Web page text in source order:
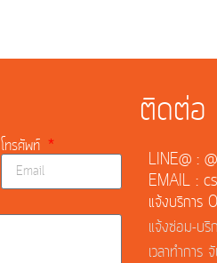
โทรศัพท์
ติดต่อ
LINE@ :
EMAIL :
แจ้งบริกา
แจ้งซ่อม-บริ
เวลาทำกา